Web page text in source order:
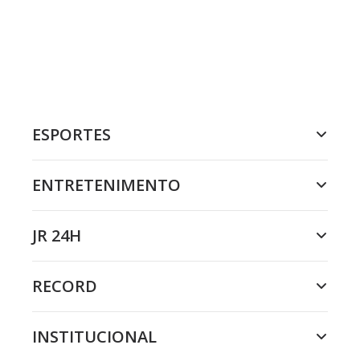
ESPORTES
ENTRETENIMENTO
JR 24H
RECORD
INSTITUCIONAL